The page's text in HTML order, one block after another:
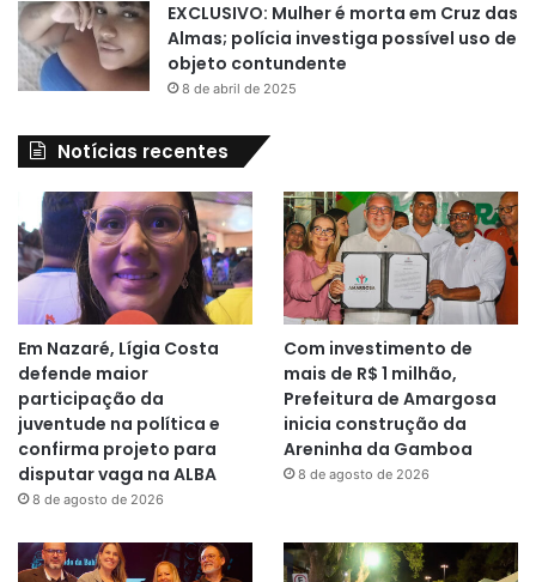
EXCLUSIVO: Mulher é morta em Cruz das
Almas; polícia investiga possível uso de
objeto contundente
8 de abril de 2025
Notícias recentes
Em Nazaré, Lígia Costa
defende maior
participação da
juventude na política e
confirma projeto para
disputar vaga na ALBA
8 de agosto de 2026
Com investimento de
mais de R$ 1 milhão,
Prefeitura de Amargosa
inicia construção da
Areninha da Gamboa
8 de agosto de 2026